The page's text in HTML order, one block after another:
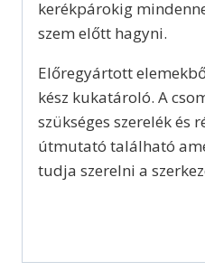
kerékpárokig
szem előtt hagyni.
Előregyártott
kész kukatároló. A
szükséges szerelék és
útmutató található
tudja szerelni a